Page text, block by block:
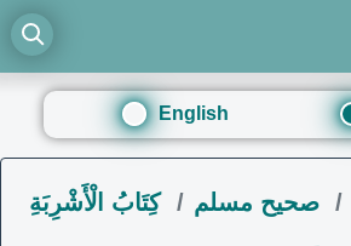
English
صحيح مسلم كِتَابُ الْأَشْرِبَةِ